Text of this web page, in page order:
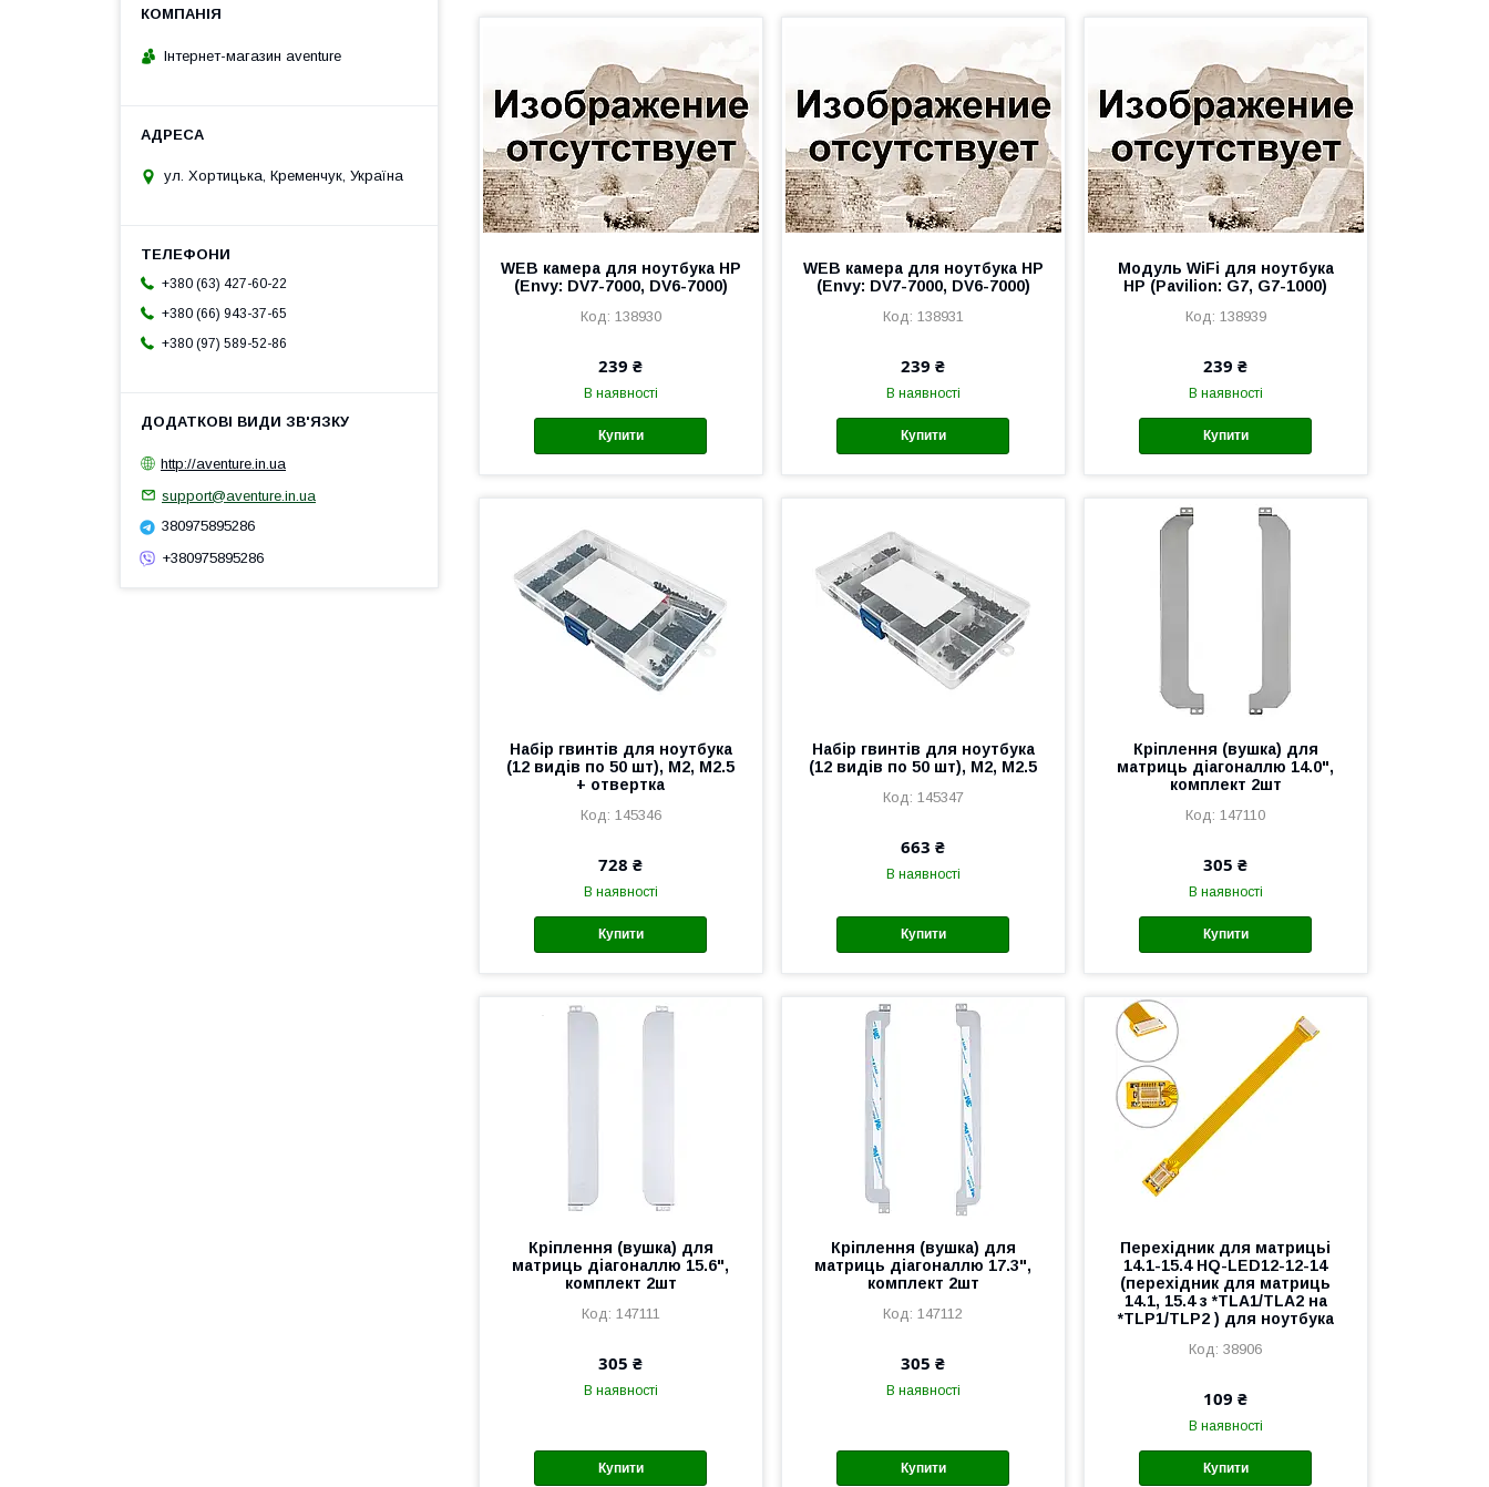
WEB камера для ноутбука HP
(Envy: DV7-7000, DV6-7000)
138930
239 ₴
В наявності
Купити
WEB камера для ноутбука HP
(Envy: DV7-7000, DV6-7000)
138931
239 ₴
В наявності
Купити
Модуль WiFi для ноутбука
HP (Pavilion: G7, G7-1000)
138939
239 ₴
В наявності
Купити
Набір гвинтів для ноутбука
(12 видів по 50 шт), M2, M2.5
+ отвертка
145346
728 ₴
В наявності
Купити
Набір гвинтів для ноутбука
(12 видів по 50 шт), M2, M2.5
145347
663 ₴
В наявності
Купити
Кріплення (вушка) для
матриць діагоналлю 14.0",
комплект 2шт
147110
305 ₴
В наявності
Купити
Кріплення (вушка) для
матриць діагоналлю 15.6",
комплект 2шт
147111
305 ₴
В наявності
Купити
Кріплення (вушка) для
матриць діагоналлю 17.3",
комплект 2шт
147112
305 ₴
В наявності
Купити
Перехідник для матрицьі
14.1-15.4 HQ-LED12-12-14
(перехідник для матриць
14.1, 15.4 з *TLA1/TLA2 на
*TLP1/TLP2 ) для ноутбука
38906
109 ₴
В наявності
Купити
Інтернет-магазин aventure
ул. Хортицька, Кременчук, Україна
+380 (63) 427-60-22
+380 (66) 943-37-65
+380 (97) 589-52-86
http://aventure.in.ua
support@aventure.in.ua
380975895286
+380975895286